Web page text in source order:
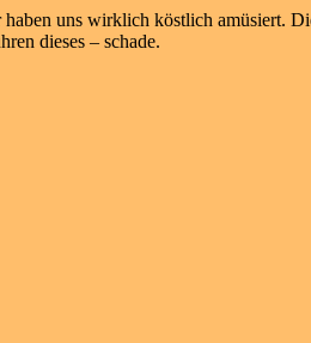
uns wirklich köstlich amüsiert.
dieses – schade.